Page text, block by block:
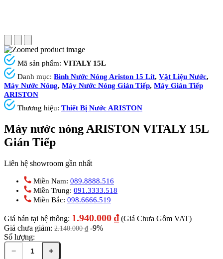
Mã sản phẩm: VITALY 15L
Danh mục: Bình Nước Nóng Ariston 15 Lít, Vật Liệu Nước,
Máy Nước Nóng, Máy Nước Nóng Gián Tiếp, Máy Gián Tiếp
ARISTON
Thương hiệu: Thiết Bị Nước ARISTON
Máy nước nóng ARISTON VITALY 15L
Gián Tiếp
Liên hệ showroom gần nhất
Miền Nam: 089.8888.516
Miền Trung: 091.3333.518
Miền Bắc: 098.6666.519
Giá bán tại hệ thống: 1.940.000 ₫ (Giá Chưa Gồm VAT)
Giá chưa giảm: 2.140.000₫ -9%
Số lượng:
−
+